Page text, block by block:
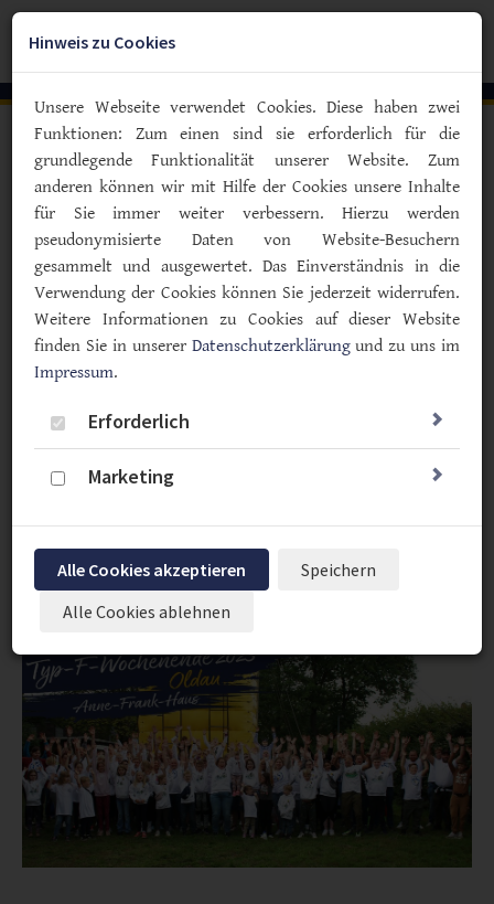
Zum
Hauptinhalt
Vorlesen
Bildung & Familiengemeinschaft
Typ-F-Wochenende in Oldau: Die
Einstellung macht‘s!
13.09.2023
Vereinsleben Typ F
Selbsthilfe und Familienweiterbildung: Erstmals fand
unser Typ-F-Wochenende im Landkreis Celle statt. Die
drei Tage mit ihrem Programm aus Infotainment und
Empowerment boten eine Menge Stoff, ohne dabei die
Hinweis zu Cookies
Unsere Webseite verwendet Cookies. Diese haben zwei
Funktionen: Zum einen sind sie erforderlich für die
grundlegende Funktionalität unserer Website. Zum
anderen können wir mit Hilfe der Cookies unsere Inhalte
für Sie immer weiter verbessern. Hierzu werden
pseudonymisierte Daten von Website-Besuchern
gesammelt und ausgewertet. Das Einverständnis in die
Verwendung der Cookies können Sie jederzeit widerrufen.
Weitere Informationen zu Cookies auf dieser Website
finden Sie in unserer Datenschutzerklärungund zu uns im
Impressum.
Erforderlich
Marketing
Alle Cookies akzeptieren
Speichern
Alle Cookies ablehnen